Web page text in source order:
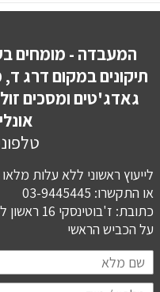
המעבדה - מומחים
תיקונים במקום דרג ד,
גאדג'טים ומסכים
לייעוץ ראשוני ללא עלות
או התקשרו: 03-9445445
כתובת: ז'בוטינסקי 16 ראשון לציון (חנות חזית)
​​​​​​​על הכביש הראשי